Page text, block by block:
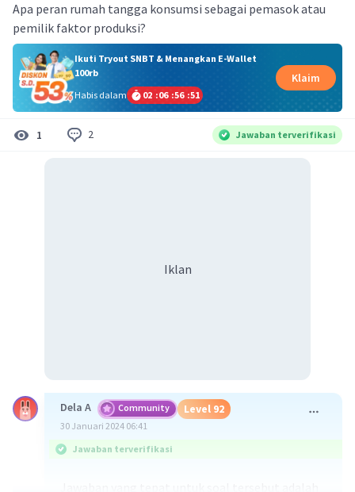
Apa peran rumah tangga konsumsi sebagai pemasok atau
pemilik faktor produksi?
Ikuti Tryout SNBT & Menangkan E-Wallet
100rb
Habis dalam
02 :06 :56 :50
Klaim
1 2 Jawaban terverifikasi
Iklan
Dela A Community Level 92
30 Januari 2024 06:41
Jawaban terverifikasi